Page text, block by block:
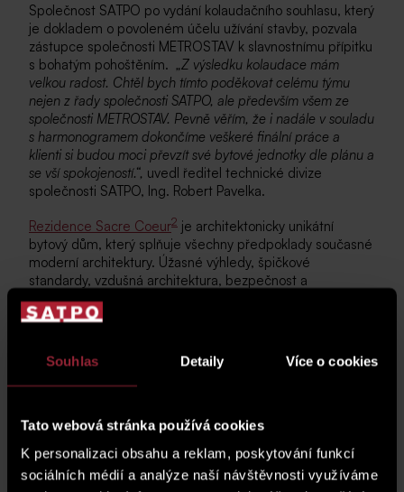
Souhlas Detaily Více o cookies
Tato webová stránka používá cookies
K personalizaci obsahu a reklam, poskytování funkcí
sociálních médií a analýze naší návštěvnosti využíváme
Společnost SATPO po vydání kolaudačního souhlasu, který
je dokladem o povoleném účelu užívání stavby, pozvala
zástupce společnosti METROSTAV k slavnostnímu přípitku
s bohatým pohoštěním. „Z výsledku kolaudace mám
velkou radost. Chtěl bych tímto poděkovat celému týmu
nejen z řady společnosti SATPO, ale především všem ze
společnosti METROSTAV. Pevně věřím, že i nadále v souladu
s harmonogramem dokončíme veškeré finální práce a
klienti si budou moci převzít své bytové jednotky dle plánu a
se vší spokojeností.“, uvedl ředitel technické divize
společnosti SATPO, Ing. Robert Pavelka.
Rezidence Sacre Coeur2 je architektonicky unikátní
bytový dům, který splňuje všechny předpoklady současné
moderní architektury. Úžasné výhledy, špičkové
standardy, vzdušná architektura, bezpečnost a
respektování soukromí, to vše nabízí tato exkluzivní
novostavba s půdorysem podkovy a šesti vchody. Ve dvou
komerční prostory, celkem 109 parkovacích stání a
sklepy.V šesti nadzemních podlažích Sacre Coeur
2
k výběru tři různé typy rezidenčních jednotek v cenové
limitované nabídky 8 loftů, také 5 luxusních penthousů a
72 apartmánů o velikosti
1+kk až 5+kk
se zahradami,
terasami a úžasnými výhledy na historické centrum Prahy.
Všechny bytové jednotky mají tradičně vysoký standard